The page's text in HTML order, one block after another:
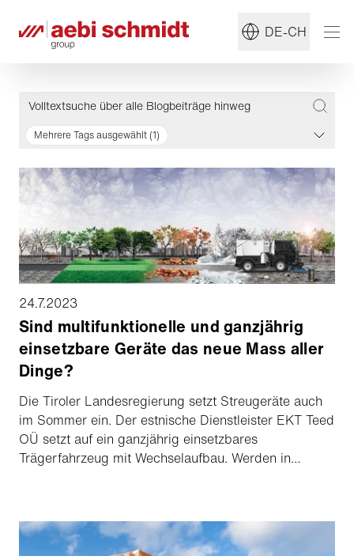
DE-CH
Mehrere Tags ausgewählt (1)
24.7.2023
Sind multifunktionelle und ganzjährig
einsetzbare Geräte das neue Mass aller
Dinge?
Die Tiroler Landesregierung setzt Streugeräte auch
im Sommer ein. Der estnische Dienstleister EKT Teed
OÜ setzt auf ein ganzjährig einsetzbares
Trägerfahrzeug mit Wechselaufbau. Werden in
Neudorfer, Head Sales Europe.